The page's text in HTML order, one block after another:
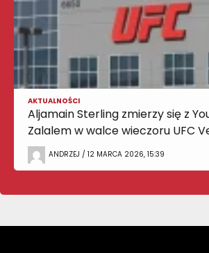
AKTUALNOŚCI
Aljamain Sterling zmierzy się z
Zalalem w walce wieczoru UFC
ANDRZEJ / 12 MARCA 2026, 15:39